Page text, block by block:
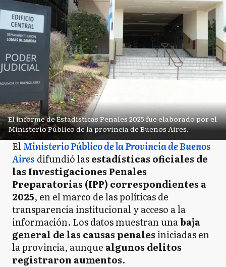
El informe de Estadísticas Penales 2025 fue elaborado por el
Ministerio Público de la provincia de Buenos Aires.
ElMinisterio Público de la Provincia de Buenos
Aires difundió lasestadísticas oficiales de
las Investigaciones Penales
Preparatorias (IPP) correspondientes a
2025, en el marco de las políticas de
transparencia institucional y acceso a la
información. Los datos muestran unabaja
general de las causas penales iniciadas en
la provincia, aunque algunos delitos
registraron aumentos.